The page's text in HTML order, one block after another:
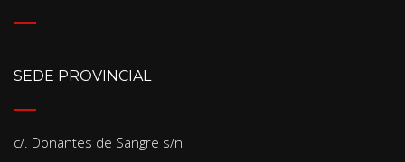
SEDE PROVINCIAL
c/. Donantes de Sangre s/n